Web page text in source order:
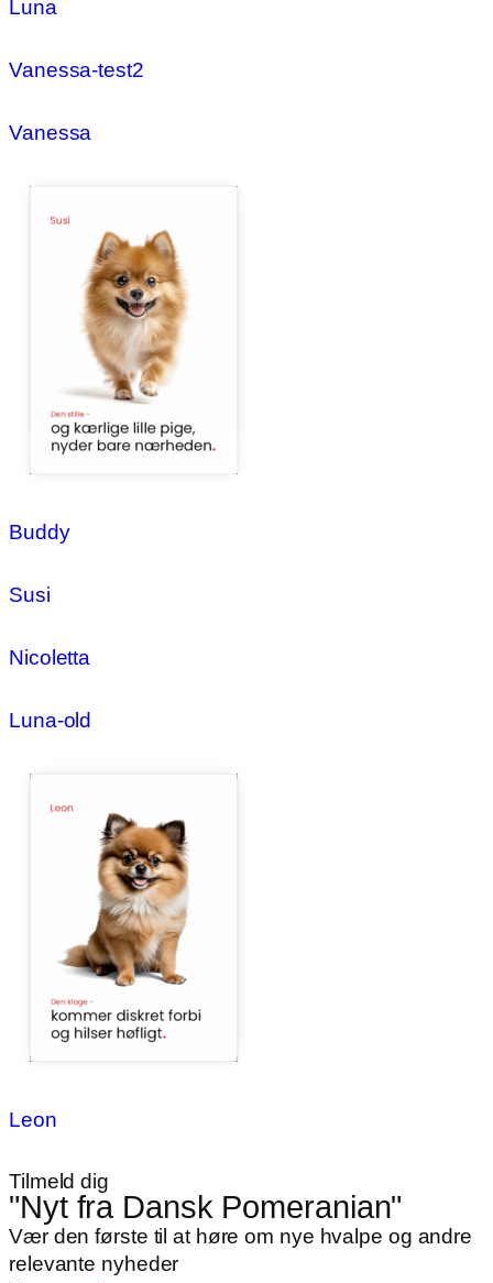
Luna
Vanessa-test2
Vanessa
Buddy
Susi
Nicoletta
Luna-old
Leon
Tilmeld dig
"Nyt fra Dansk Pomeranian"
Vær den første til at høre om nye hvalpe og andre
relevante nyheder